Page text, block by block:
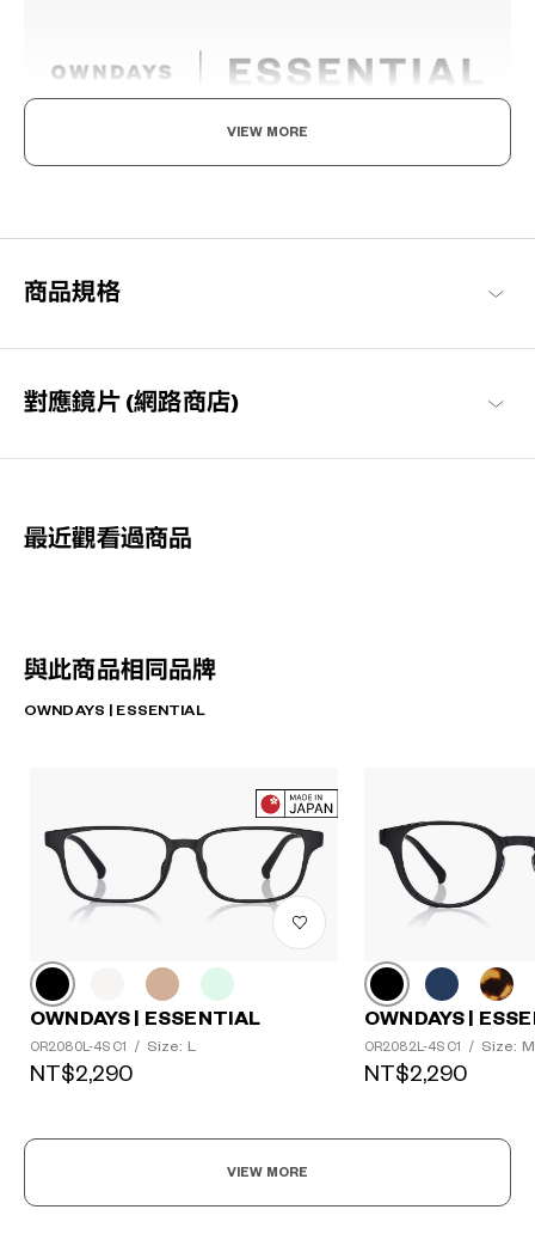
享受眼鏡的樂趣，迎接美好日常
VIEW MORE
商品規格
對應鏡片 (網路商店)
最近觀看過商品
與此商品相同品牌
OWNDAYS | ESSENTIAL
OWNDAYS | ESSENTIAL
OR2080L-4S C1 / Size: L
NT$2,290
OWNDAYS |
OR2082L-4S C1 / Size: M
NT$2,290
VIEW MORE